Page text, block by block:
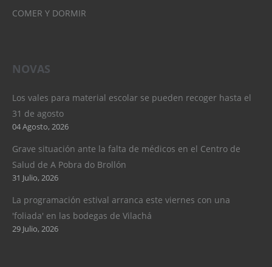
COMER Y DORMIR
NOVAS
Los vales para material escolar se pueden recoger hasta el
31 de agosto
04 Agosto, 2026
Grave situación ante la falta de médicos en el Centro de
Salud de A Pobra do Brollón
31 Julio, 2026
La programación estival arranca este viernes con una
'foliada' en las bodegas de Vilachá
29 Julio, 2026